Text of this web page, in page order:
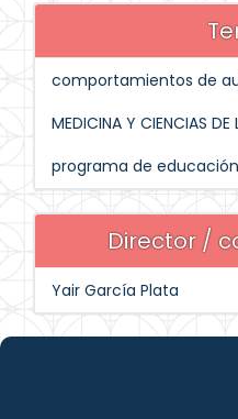
comportamientos de
MEDICINA Y CIENCIAS DE
programa de
Director /
Yair García Plata